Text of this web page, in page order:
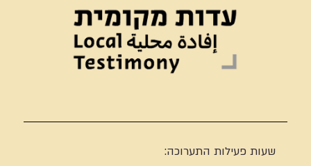
שעות פעילות התערוכה: